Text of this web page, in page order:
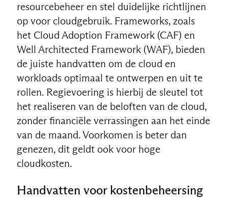
resourcebeheer en stel duidelijke richtlijnen
op voor cloudgebruik. Frameworks, zoals
het Cloud Adoption Framework (CAF) en
Well Architected Framework (WAF), bieden
de juiste handvatten om de cloud en
workloads optimaal te ontwerpen en uit te
rollen. Regievoering is hierbij de sleutel tot
het realiseren van de beloften van de cloud,
zonder financiële verrassingen aan het einde
van de maand. Voorkomen is beter dan
genezen, dit geldt ook voor hoge
cloudkosten.
Handvatten voor kostenbeheersing